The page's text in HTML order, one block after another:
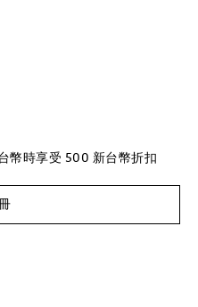
幣時享受 500 新台幣折扣